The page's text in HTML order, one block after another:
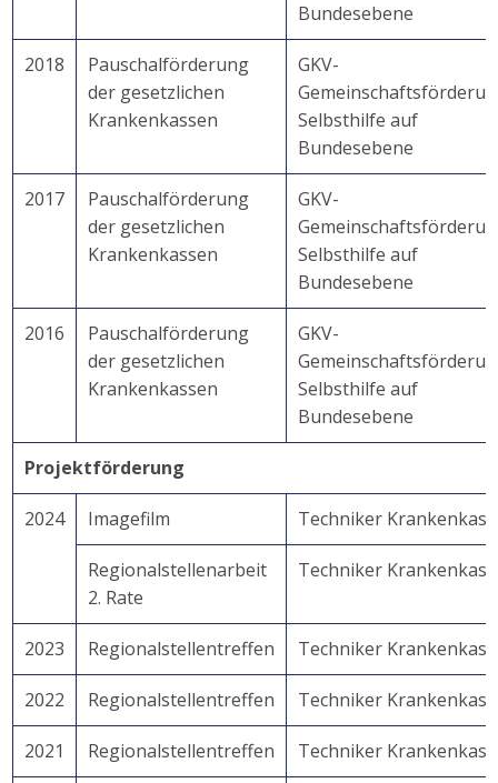
Bundesebene
2018
Pauschalförderung
der gesetzlichen
Krankenkassen
GKV-
Selbsthilfe auf
Bundesebene
2017
Pauschalförderung
der gesetzlichen
Krankenkassen
GKV-
Selbsthilfe auf
Bundesebene
2016
Pauschalförderung
der gesetzlichen
Krankenkassen
GKV-
Selbsthilfe auf
Bundesebene
Projektförderung
2024 Imagefilm Techniker
Regionalstellenarbeit
2. Rate
Techniker
2023 Regionalstellentreffen Techniker
2022 Regionalstellentreffen Techniker
2021 Regionalstellentreffen Techniker